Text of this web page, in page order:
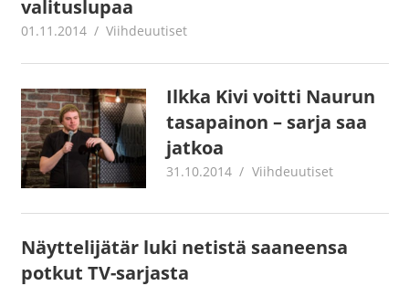
valituslupaa
01.11.2014 mestanet
Viihdeuutiset
Ilkka Kivi voitti Naurun
tasapainon – sarja saa
jatkoa
31.10.2014 mestanet
Viihdeuutiset
Näyttelijätär luki netistä saaneensa
potkut TV-sarjasta